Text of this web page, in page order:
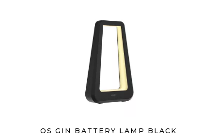
OS GIN BATTERY LAMP BLACK